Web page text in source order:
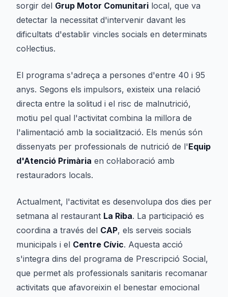
sorgir del Grup Motor Comunitari local, que va
detectar la necessitat d'intervenir davant les
dificultats d'establir vincles socials en determinats
col·lectius.
El programa s'adreça a persones d'entre 40 i 95
anys. Segons els impulsors, existeix una relació
directa entre la solitud i el risc de malnutrició,
motiu pel qual l'activitat combina la millora de
l'alimentació amb la socialització. Els menús són
dissenyats per professionals de nutrició de l'Equip
d'Atenció Primària en col·laboració amb
restauradors locals.
Actualment, l'activitat es desenvolupa dos dies per
setmana al restaurant La Riba. La participació es
coordina a través del CAP, els serveis socials
municipals i el Centre Cívic. Aquesta acció
s'integra dins del programa de Prescripció Social,
que permet als professionals sanitaris recomanar
activitats que afavoreixin el benestar emocional